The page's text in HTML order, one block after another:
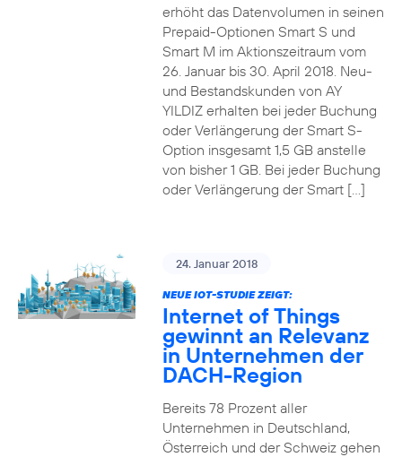
erhöht das Datenvolumen in seinen
Prepaid-Optionen Smart S und
Smart M im Aktionszeitraum vom
26. Januar bis 30. April 2018. Neu-
und Bestandskunden von AY
YILDIZ erhalten bei jeder Buchung
oder Verlängerung der Smart S-
Option insgesamt 1,5 GB anstelle
von bisher 1 GB. Bei jeder Buchung
oder Verlängerung der Smart […]
24. Januar 2018
NEUE IOT-STUDIE ZEIGT:
Internet of Things
gewinnt an Relevanz
in Unternehmen der
DACH-Region
Bereits 78 Prozent aller
Unternehmen in Deutschland,
Österreich und der Schweiz gehen